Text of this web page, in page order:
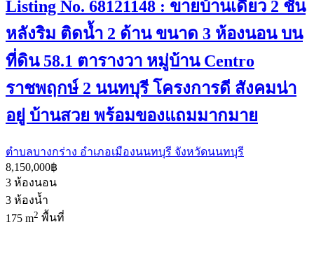
Listing No. 68121148 : ขายบ้านเดี่ยว 2 ชั้น
หลังริม ติดน้ำ 2 ด้าน ขนาด 3 ห้องนอน บน
ที่ดิน 58.1 ตารางวา หมู่บ้าน Centro
ราชพฤกษ์ 2 นนทบุรี โครงการดี สังคมน่า
อยู่ บ้านสวย พร้อมของแถมมากมาย
ตำบลบางกร่าง อำเภอเมืองนนทบุรี จังหวัดนนทบุรี
8,150,000฿
3 ห้องนอน
3 ห้องน้ำ
175 m2 พื้นที่